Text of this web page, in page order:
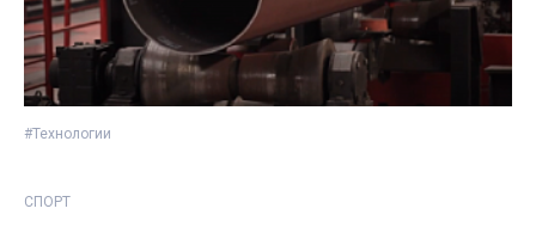
#Технологии
СПОРТ